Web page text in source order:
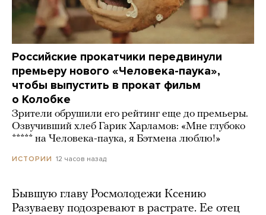
Российские прокатчики передвинули
премьеру нового «Человека-паука»,
чтобы выпустить в прокат фильм
о Колобке
Зрители обрушили его рейтинг еще до премьеры.
Озвучивший хлеб Гарик Харламов: «Мне глубоко
***** на Человека-паука, я Бэтмена люблю!»
ИСТОРИИ 12 часов назад
Бывшую главу Росмолодежи Ксению
Разуваеву подозревают в растрате. Ее отец